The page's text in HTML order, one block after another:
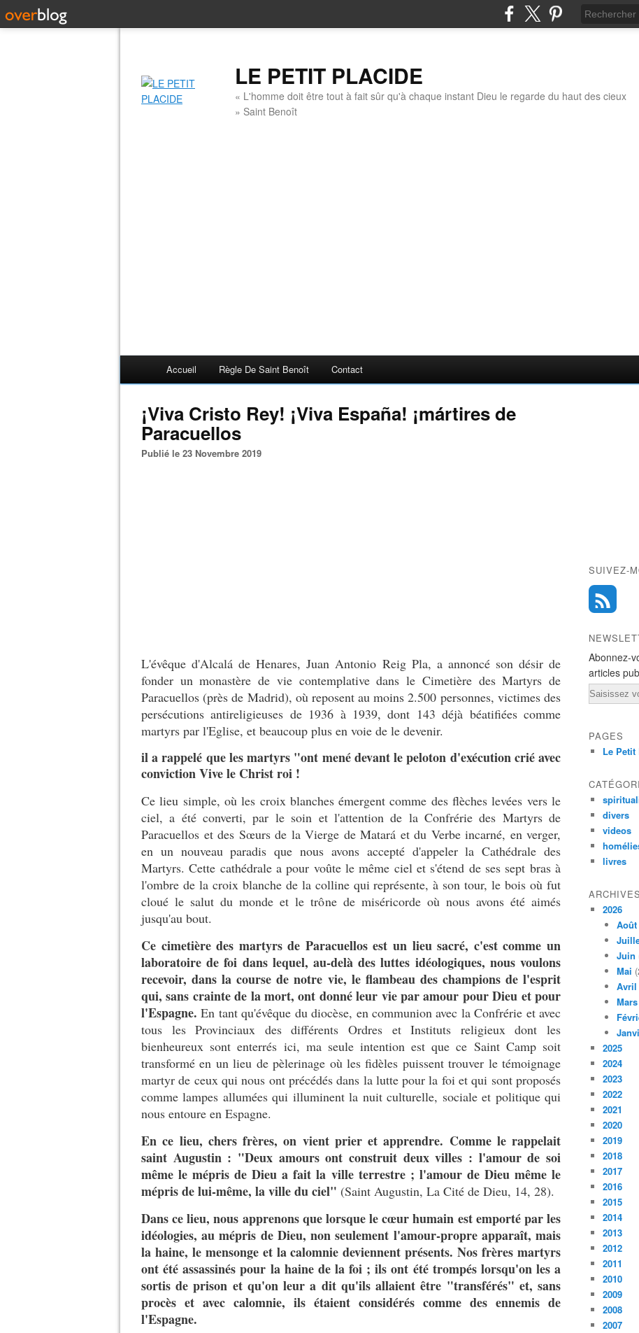
LE PETIT PLACIDE
« L'homme doit être tout à fait sûr qu'à chaque instant Dieu le regarde du haut des cieux
» Saint Benoît
Accueil Règle De Saint Benoît Contact
¡Viva Cristo Rey! ¡Viva España! ¡mártires de
Paracuellos
Publié le 23 Novembre 2019
L'évêque d'Alcalá de Henares, Juan Antonio Reig Pla, a annoncé son désir de
fonder un monastère de vie contemplative dans le Cimetière des Martyrs de
Paracuellos (près de Madrid), où reposent au moins 2.500 personnes, victimes des
persécutions antireligieuses de 1936 à 1939, dont 143 déjà béatifiées comme
martyrs par l'Eglise, et beaucoup plus en voie de le devenir.
il a rappelé que les martyrs "ont mené devant le peloton d'exécution crié avec
conviction Vive le Christ roi !
Ce lieu simple, où les croix blanches émergent comme des flèches levées vers le
ciel, a été converti, par le soin et l'attention de la Confrérie des Martyrs de
Paracuellos et des Sœurs de la Vierge de Matará et du Verbe incarné, en verger,
en un nouveau paradis que nous avons accepté d'appeler la Cathédrale des
Martyrs. Cette cathédrale a pour voûte le même ciel et s'étend de ses sept bras à
l'ombre de la croix blanche de la colline qui représente, à son tour, le bois où fut
cloué le salut du monde et le trône de miséricorde où nous avons été aimés
jusqu'au bout.
Ce cimetière des martyrs de Paracuellos est un lieu sacré, c'est comme un
laboratoire de foi dans lequel, au-delà des luttes idéologiques, nous voulons
recevoir, dans la course de notre vie, le flambeau des champions de l'esprit
qui, sans crainte de la mort, ont donné leur vie par amour pour Dieu et pour
l'Espagne. En tant qu'évêque du diocèse, en communion avec la Confrérie et avec
tous les Provinciaux des différents Ordres et Instituts religieux dont les
bienheureux sont enterrés ici, ma seule intention est que ce Saint Camp soit
transformé en un lieu de pèlerinage où les fidèles puissent trouver le témoignage
martyr de ceux qui nous ont précédés dans la lutte pour la foi et qui sont proposés
comme lampes allumées qui illuminent la nuit culturelle, sociale et politique qui
nous entoure en Espagne.
En ce lieu, chers frères, on vient prier et apprendre. Comme le rappelait
saint Augustin : "Deux amours ont construit deux villes : l'amour de soi
même le mépris de Dieu a fait la ville terrestre ; l'amour de Dieu même le
mépris de lui-même, la ville du ciel" (Saint Augustin, La Cité de Dieu, 14, 28).
Dans ce lieu, nous apprenons que lorsque le cœur humain est emporté par les
idéologies, au mépris de Dieu, non seulement l'amour-propre apparaît, mais
la haine, le mensonge et la calomnie deviennent présents. Nos frères martyrs
ont été assassinés pour la haine de la foi ; ils ont été trompés lorsqu'on les a
sortis de prison et qu'on leur a dit qu'ils allaient être "transférés" et, sans
procès et avec calomnie, ils étaient considérés comme des ennemis de
l'Espagne.
SUIVEZ-
Abonnez-
articles
Email
PAGES
Le Petit
divers
videos
livres
ARCHIVES
2026
Août
Juin
Mai
Avril
Mars
2025
2024
2023
2022
2021
2020
2019
2018
2017
2016
2015
2014
2013
2012
2011
2010
2009
2008
2007